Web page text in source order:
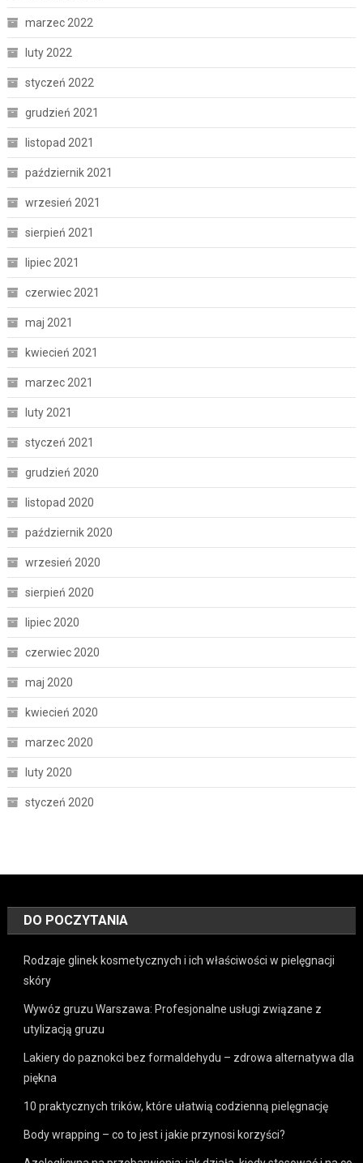
marzec 2022
luty 2022
styczeń 2022
grudzień 2021
listopad 2021
październik 2021
wrzesień 2021
sierpień 2021
lipiec 2021
czerwiec 2021
maj 2021
kwiecień 2021
marzec 2021
luty 2021
styczeń 2021
grudzień 2020
listopad 2020
październik 2020
wrzesień 2020
sierpień 2020
lipiec 2020
czerwiec 2020
maj 2020
kwiecień 2020
marzec 2020
luty 2020
styczeń 2020
DO POCZYTANIA
Rodzaje glinek kosmetycznych i ich właściwości w pielęgnacji
skóry
Wywóz gruzu Warszawa: Profesjonalne usługi związane z
utylizacją gruzu
Lakiery do paznokci bez formaldehydu – zdrowa alternatywa dla
piękna
10 praktycznych trików, które ułatwią codzienną pielęgnację
Body wrapping – co to jest i jakie przynosi korzyści?